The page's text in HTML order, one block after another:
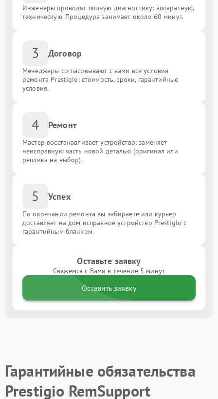
Инженеры проводят полную диагностику: аппаратную,
техническую. Процедура занимает около 60 минут.
3 Договор
Менеджеры согласовывают с вами все условия
ремонта Prestigio: стоимость, сроки, гарантийные
условия.
4 Ремонт
Мастер восстанавливает устройство: заменяет
неисправную часть новой деталью (оригинал или
реплика на выбор).
5 Успех
По окончании ремонта вы забираете или курьер
доставляет на дом исправное устройство Prestigio с
гарантийным бланком.
Оставьте заявку
Свяжемся с Вами в течение 5 минут
Оставить заявку
Гарантийные обязательства
Prestigio RemSupport